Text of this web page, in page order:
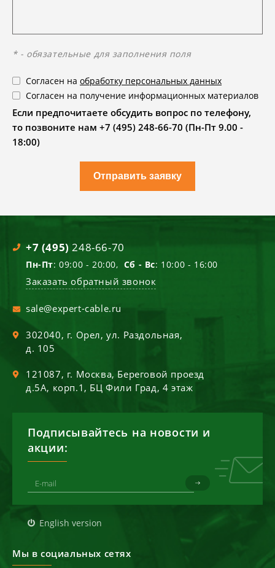
* - обязательные для заполнения поля
Согласен на обработку персональных данных
Согласен на получение информационных материалов
Если предпочитаете обсудить вопрос по телефону,
то позвоните нам +7 (495) 248-66-70 (Пн-Пт 9.00 -
18:00)
Отправить заявку
+7 (495) 248-66-70
Пн-Пт: 09:00 - 20:00, Сб - Вс: 10:00 - 16:00
Заказать обратный звонок
sale@expert-cable.ru
302040, г. Орел,ул. Раздольная,
д. 105
121087, г. Москва, Береговой проезд
д.5А, корп.1, БЦ Фили Град, 4 этаж
Подписывайтесь на новости и
акции:
English version
Мы в социальных сетях